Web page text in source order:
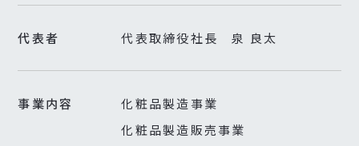
代表者 代表取締役社長 泉 良太
事業内容
化粧品製造事業
化粧品製造販売事業